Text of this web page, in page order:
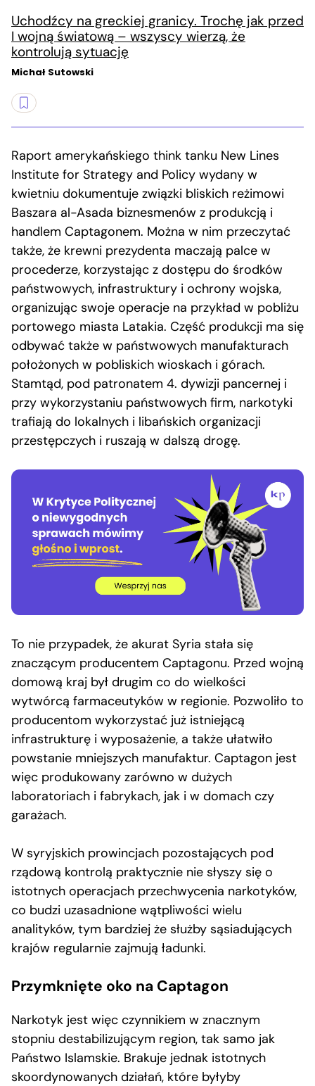
Uchodźcy na greckiej granicy. Trochę jak przed
I wojną światową – wszyscy wierzą, że
kontrolują sytuację
Michał Sutowski
Raport amerykańskiego think tanku New Lines
Institute for Strategy and Policy wydany w
kwietniu dokumentuje związki bliskich reżimowi
Baszara al-Asada biznesmenów z produkcją i
handlem Captagonem. Można w nim przeczytać
także, że krewni prezydenta maczają palce w
procederze, korzystając z dostępu do środków
państwowych, infrastruktury i ochrony wojska,
organizując swoje operacje na przykład w pobliżu
portowego miasta Latakia. Część produkcji ma się
odbywać także w państwowych manufakturach
położonych w pobliskich wioskach i górach.
Stamtąd, pod patronatem 4. dywizji pancernej i
przy wykorzystaniu państwowych firm, narkotyki
trafiają do lokalnych i libańskich organizacji
przestępczych i ruszają w dalszą drogę.
To nie przypadek, że akurat Syria stała się
znaczącym producentem Captagonu. Przed wojną
domową kraj był drugim co do wielkości
wytwórcą farmaceutyków w regionie. Pozwoliło to
producentom wykorzystać już istniejącą
infrastrukturę i wyposażenie, a także ułatwiło
powstanie mniejszych manufaktur. Captagon jest
więc produkowany zarówno w dużych
laboratoriach i fabrykach, jak i w domach czy
garażach.
W syryjskich prowincjach pozostających pod
rządową kontrolą praktycznie nie słyszy się o
istotnych operacjach przechwycenia narkotyków,
co budzi uzasadnione wątpliwości wielu
analityków, tym bardziej że służby sąsiadujących
krajów regularnie zajmują ładunki.
Przymknięte oko na Captagon
Narkotyk jest więc czynnikiem w znacznym
stopniu destabilizującym region, tak samo jak
Państwo Islamskie. Brakuje jednak istotnych
skoordynowanych działań, które byłyby